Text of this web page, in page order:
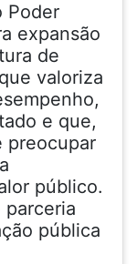
Poder
expansão
de
valoriza
e que,
preocupar
público.
pública